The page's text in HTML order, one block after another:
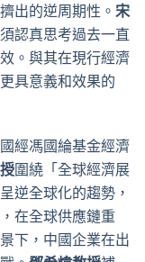
出的逆周期性。 宋
認真思考過去一直
。與其在現行經濟
具意義和效果的
經馮國綸基金經濟
圍繞「全球經濟展
逆全球化的趨勢，
在全球供應鏈重
下，中國企業在出